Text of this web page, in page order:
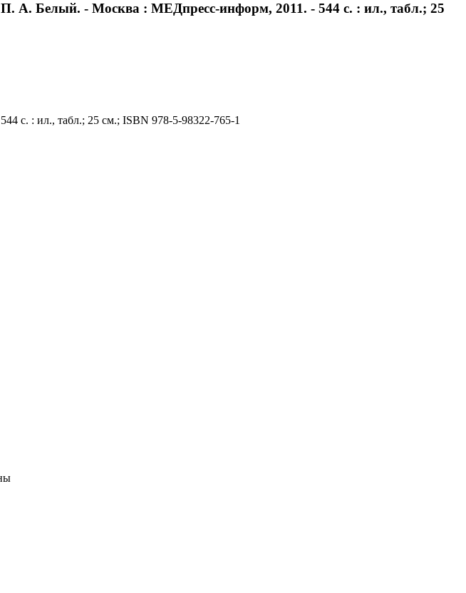
Белый. - Москва : МЕДпресс-информ, 2011. - 544 с. : ил., табл.; 25
: ил., табл.; 25 см.; ISBN 978-5-98322-765-1